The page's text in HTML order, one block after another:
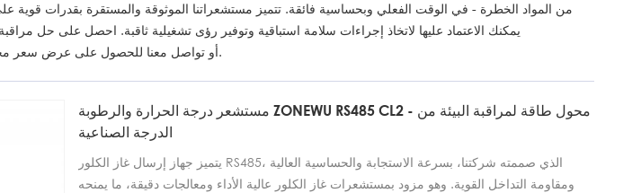
من المواد الخطرة - في الوقت الفعلي وبحساسية فائقة. تتميز مستشعراتنا الموثوقة والمستقرة بقدرات قوية
يمكنك الاعتماد عليها لاتخاذ إجراءات سلامة استباقية وتوفير رؤى تشغيلية ثاقبة. احصل على حل
مستشعرات الغاز من ZoneWu أو تواصل معنا للحصول على عرض سعر مجاني.
مستشعر درجة الحرارة والرطوبة ZONEWU RS485 CL2 - محول طاقة لمراقبة البيئة من
الدرجة الصناعية
يتميز جهاز إرسال غاز الكلور RS485، الذي صممته شركتنا، بسرعة الاستجابة والحساسية العالية
ومقاومة التداخل القوية. وهو مزود بمستشعرات غاز الكلور عالية الأداء ومعالجات دقيقة، ما يمنحه